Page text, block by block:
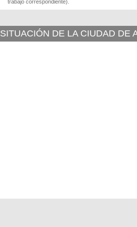
trabajo correspondiente).
SITUACIÓN DE LA CIUDAD DE